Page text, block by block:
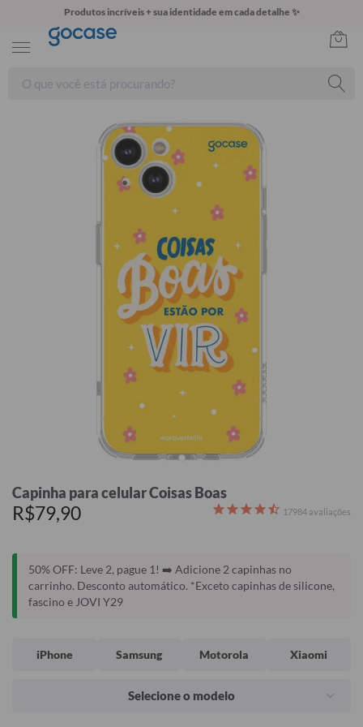
Produtos incríveis + sua identidade em cada detalhe ✨
Capinha para celular Coisas Boas
R$79,90 17984 avaliações
50% OFF: Leve 2, pague 1! ➡️ Adicione 2 capinhas no
carrinho. Desconto automático. *Exceto capinhas de silicone,
fascino e JOVI Y29
iPhone Samsung Motorola Xiaomi
Selecione o modelo